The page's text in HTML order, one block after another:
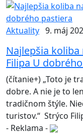
Aktuality 9. máj
Najlepšia koliba
Filipa U
(čítanie+) „Toto je
dobre. A nie je to
tradičnom štýle.
turistov.“ Strýco
- Reklama -